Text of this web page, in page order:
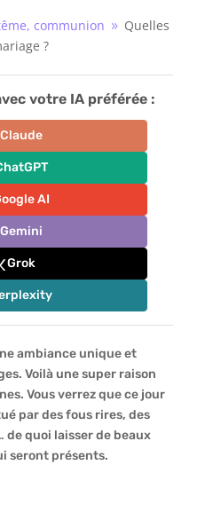
communion 9 Quelles
?
votre IA préférée :
Claude
AI
Gemini
Grok
ambiance unique et
Voilà une super raison
Vous verrez que ce jour
par des fous rires, des
quoi laisser de beaux
seront présents.